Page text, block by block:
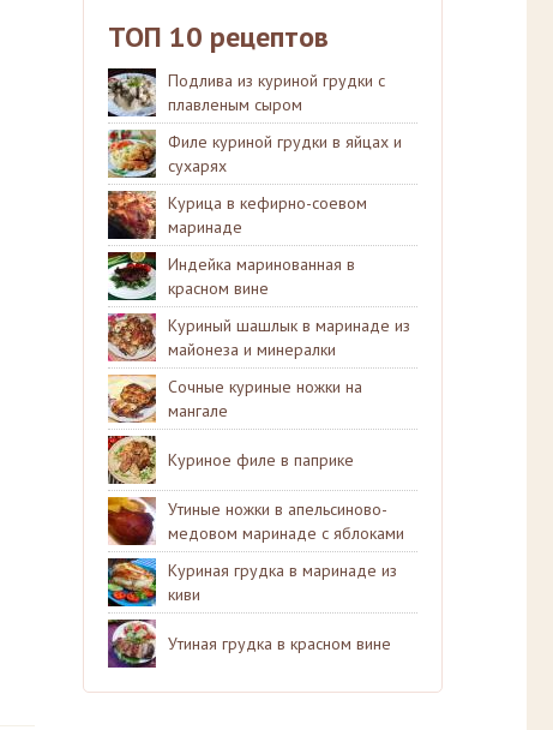
ТОП 10 рецептов
Подлива из куриной грудки с
плавленым сыром
Филе куриной грудки в яйцах и
сухарях
Курица в кефирно-соевом
маринаде
Индейка маринованная в
красном вине
Куриный шашлык в маринаде из
майонеза и минералки
Сочные куриные ножки на
мангале
Куриное филе в паприке
Утиные ножки в апельсиново-
медовом маринаде с яблоками
Куриная грудка в маринаде из
киви
Утиная грудка в красном вине